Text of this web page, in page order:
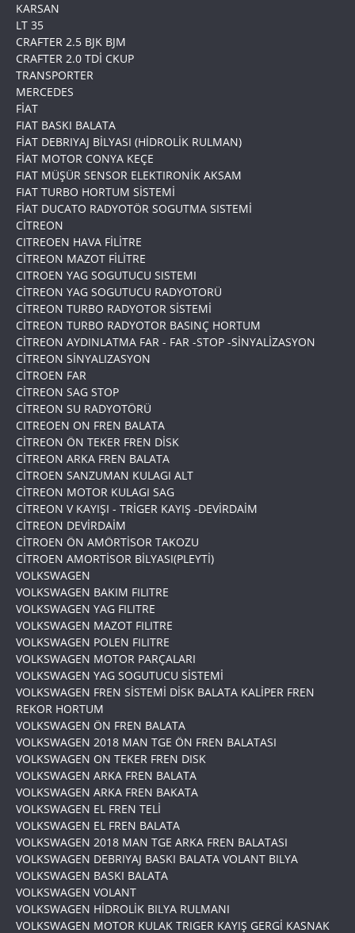
KARSAN
LT 35
CRAFTER 2.5 BJK BJM
CRAFTER 2.0 TDİ CKUP
TRANSPORTER
MERCEDES
FİAT
FIAT BASKI BALATA
FİAT DEBRIYAJ BİLYASI (HİDROLİK RULMAN)
FİAT MOTOR CONYA KEÇE
FIAT MÜŞÜR SENSOR ELEKTIRONİK AKSAM
FIAT TURBO HORTUM SİSTEMİ
FİAT DUCATO RADYOTÖR SOGUTMA SISTEMİ
CİTREON
CITREOEN HAVA FİLİTRE
CİTREON MAZOT FİLİTRE
CITROEN YAG SOGUTUCU SISTEMI
CİTREON YAG SOGUTUCU RADYOTORÜ
CİTREON TURBO RADYOTOR SİSTEMİ
CİTREON TURBO RADYOTOR BASINÇ HORTUM
CİTREON AYDINLATMA FAR - FAR -STOP -SİNYALİZASYON
CİTREON SİNYALIZASYON
CİTROEN FAR
CİTREON SAG STOP
CİTREON SU RADYOTÖRÜ
CITREOEN ON FREN BALATA
CİTREON ÖN TEKER FREN DİSK
CİTREON ARKA FREN BALATA
CİTROEN SANZUMAN KULAGI ALT
CİTREON MOTOR KULAGI SAG
CİTREON V KAYIŞI - TRİGER KAYIŞ -DEVİRDAİM
CİTREON DEVİRDAİM
CİTROEN ÖN AMÖRTİSOR TAKOZU
CİTROEN AMORTİSOR BİLYASI(PLEYTİ)
VOLKSWAGEN
VOLKSWAGEN BAKIM FILITRE
VOLKSWAGEN YAG FILITRE
VOLKSWAGEN MAZOT FILITRE
VOLKSWAGEN POLEN FILITRE
VOLKSWAGEN MOTOR PARÇALARI
VOLKSWAGEN YAG SOGUTUCU SİSTEMİ
VOLKSWAGEN FREN SİSTEMİ DİSK BALATA KALİPER FREN
REKOR HORTUM
VOLKSWAGEN ÖN FREN BALATA
VOLKSWAGEN 2018 MAN TGE ÖN FREN BALATASI
VOLKSWAGEN ON TEKER FREN DISK
VOLKSWAGEN ARKA FREN BALATA
VOLKSWAGEN ARKA FREN BAKATA
VOLKSWAGEN EL FREN TELİ
VOLKSWAGEN EL FREN BALATA
VOLKSWAGEN 2018 MAN TGE ARKA FREN BALATASI
VOLKSWAGEN DEBRIYAJ BASKI BALATA VOLANT BILYA
VOLKSWAGEN BASKI BALATA
VOLKSWAGEN VOLANT
VOLKSWAGEN HİDROLİK BILYA RULMANI
VOLKSWAGEN MOTOR KULAK TRIGER KAYIŞ GERGİ KASNAK